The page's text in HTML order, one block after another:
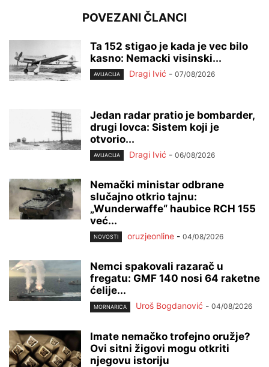
POVEZANI ČLANCI
Ta 152 stigao je kada je vec bilo
kasno: Nemacki visinski...
AVIJACIJA Dragi Ivić - 07/08/2026
Jedan radar pratio je bombarder,
drugi lovca: Sistem koji je
otvorio...
AVIJACIJA Dragi Ivić - 06/08/2026
Nemački ministar odbrane
slučajno otkrio tajnu:
„Wunderwaffe“ haubice RCH 155
već...
NOVOSTI oruzjeonline - 04/08/2026
Nemci spakovali razarač u
fregatu: GMF 140 nosi 64 raketne
ćelije...
MORNARICA Uroš Bogdanović - 04/08/2026
Imate nemačko trofejno oružje?
Ovi sitni žigovi mogu otkriti
njegovu istoriju